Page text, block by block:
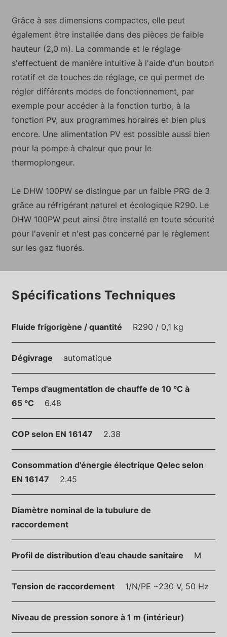
Grâce à ses dimensions compactes, elle peut
également être installée dans des pièces de faible
hauteur (2,0 m). La commande et le réglage
s'effectuent de manière intuitive à l'aide d'un bouton
rotatif et de touches de réglage, ce qui permet de
régler différents modes de fonctionnement, par
exemple pour accéder à la fonction turbo, à la
fonction PV, aux programmes horaires et bien plus
encore. Une alimentation PV est possible aussi bien
pour la pompe à chaleur que pour le
thermoplongeur.
Le DHW 100PW se distingue par un faible PRG de 3
grâce au réfrigérant naturel et écologique R290. Le
DHW 100PW peut ainsi être installé en toute sécurité
pour l'avenir et n'est pas concerné par le règlement
sur les gaz fluorés.
Spécifications Techniques
Fluide frigorigène / quantité R290 / 0,1 kg
Dégivrage automatique
Temps d'augmentation de chauffe de 10 °C à
65 °C
6.48
COP selon EN 16147 2.38
Consommation d'énergie électrique Qelec selon
EN 16147
2.45
Diamètre nominal de la tubulure de
raccordement
Profil de distribution d’eau chaude sanitaire M
Tension de raccordement 1/N/PE ~230 V, 50 Hz
Niveau de pression sonore à 1 m (intérieur)